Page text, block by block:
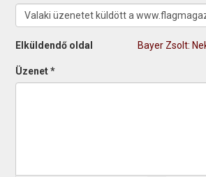
Elküldendő oldal Bayer Zsolt:
Üzenet*